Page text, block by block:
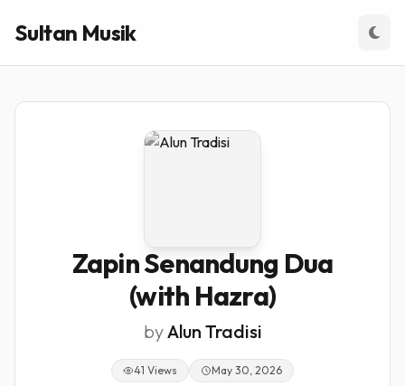
Sultan Musik
Zapin Senandung Dua
(with Hazra)
byAlun Tradisi
41 Views May 30, 2026